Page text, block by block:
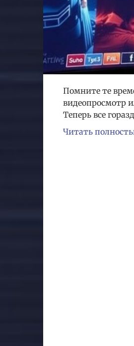
Помните те
видеопросмотр
Теперь все
Читать